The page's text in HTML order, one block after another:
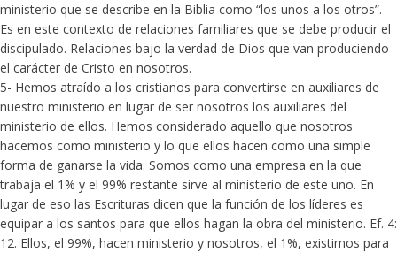
ministerio que se describe en la Biblia como “los unos a los otros”.
Es en este contexto de relaciones familiares que se debe producir el
discipulado. Relaciones bajo la verdad de Dios que van produciendo
el carácter de Cristo en nosotros.
5- Hemos atraído a los cristianos para convertirse en auxiliares de
nuestro ministerio en lugar de ser nosotros los auxiliares del
ministerio de ellos. Hemos considerado aquello que nosotros
hacemos como ministerio y lo que ellos hacen como una simple
forma de ganarse la vida. Somos como una empresa en la que
trabaja el 1% y el 99% restante sirve al ministerio de este uno. En
lugar de eso las Escrituras dicen que la función de los líderes es
equipar a los santos para que ellos hagan la obra del ministerio. Ef. 4:
12. Ellos, el 99%, hacen ministerio y nosotros, el 1%, existimos para